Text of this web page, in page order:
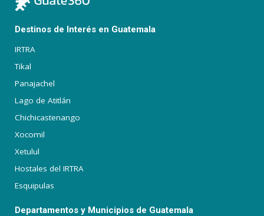
Destinos de Interés en Guatemala
IRTRA
Tikal
Panajachel
Lago de Atitlán
Chichicastenango
Xocomil
Xetulul
Hostales del IRTRA
Esquipulas
Departamentos y Municipios de Guatemala